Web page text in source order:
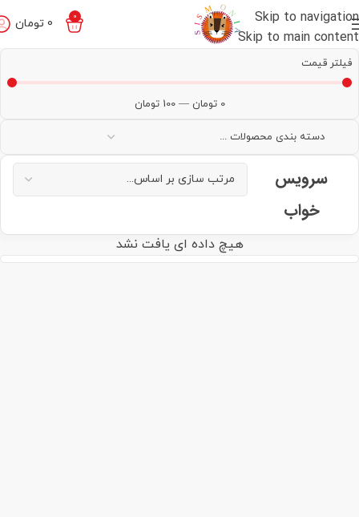
Skip to navigation
Skip to main content
0
0 تومان
فیلتر قیمت
0 تومان —
100 تومان
سرویس
خواب
هیچ داده ای یافت نشد